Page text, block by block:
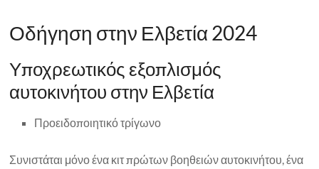
Οδήγηση στην Ελβετία 2024
Υποχρεωτικός εξοπλισμός
αυτοκινήτου στην Ελβετία
Προειδοποιητικό τρίγωνο
Συνιστάται μόνο ένα κιτ πρώτων βοηθειών αυτοκινήτου, ένα